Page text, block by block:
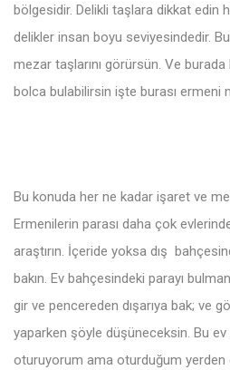
bölgesidir. Delikli taşlara dikkat edin
delikler insan boyu seviyesindedir. Bu
mezar taşlarını görürsün. Ve
bolca bulabilirsin işte burası ermeni
Bu konuda her ne kadar işaret ve
Ermenilerin parası daha çok
araştırın. İçeride yoksa dış
bakın. Ev bahçesindeki parayı
gir ve pencereden dışarıya bak; ve
yaparken şöyle düşüneceksin. Bu
oturuyorum ama oturduğum yerden